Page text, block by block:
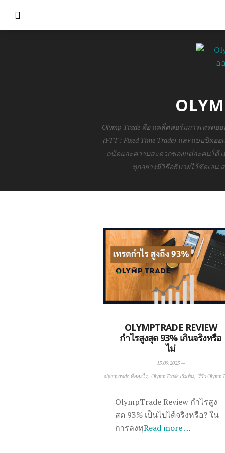
Olymp Trade คือ แพล็ตฟอร์มการเทรด
(FTT : Fixed Time Trade) และแบบปิดอ
ถนัดและความสะดวกของแต่ละคนได้ เ
ทุกอย่างมีวิธีอธิบายไว้ชัดเจน
OLYMPTRADE REVIEW
กำไรสูงสุด 93% เกินจริงหรือ
ไม่
13.09.2023—
olymp trade คืออะไร
Olymp Trade เริ่มต้น รีวิว Olymp
OlympTrade Review กำไรสูง
สด 93% เป็นไปได้จริงหรือ? ใน
การลงทุRead more …